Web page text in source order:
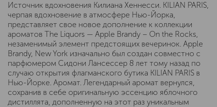
Источник вдохновения Килиана Хеннесси. KILIAN PARIS,
черпая вдохновение в атмосфере Нью-Йорка,
представляет свое новое дополнение к коллекции
ароматов The Liquors — Apple Brandy – On the Rocks,
незаменимый элемент предстоящих вечеринок. Apple
Brandy, New York изначально был создан совместно с
парфюмером Сидони Лансессер 8 лет тому назад по
случаю открытия флагманского бутика KILIAN PARIS в
Нью-Йорке. Аромат. Легендарный аромат вернулся,
сохранив в себе оригинальную эссенцию яблочного
дистиллята, дополненную на этот раз уникальным